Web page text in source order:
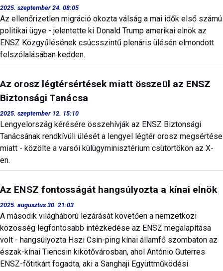
2025. szeptember 24. 08:05
Az ellenőrizetlen migráció okozta válság a mai idők első számú
politikai ügye - jelentette ki Donald Trump amerikai elnök az
ENSZ Közgyűlésének csúcsszintű plenáris ülésén elmondott
felszólalásában kedden.
Az orosz légtérsértések miatt összeül az ENSZ
Biztonsági Tanácsa
2025. szeptember 12. 15:10
Lengyelország kérésére összehívják az ENSZ Biztonsági
Tanácsának rendkívüli ülését a lengyel légtér orosz megsértése
miatt - közölte a varsói külügyminisztérium csütörtökön az X-
en.
Az ENSZ fontosságát hangsúlyozta a kínai elnök
2025. augusztus 30. 21:03
A második világháború lezárását követően a nemzetközi
közösség legfontosabb intézkedése az ENSZ megalapítása
volt - hangsúlyozta Hszi Csin-ping kínai államfő szombaton az
észak-kínai Tiencsin kikötővárosban, ahol António Guterres
ENSZ-főtitkárt fogadta, aki a Sanghaji Együttműködési